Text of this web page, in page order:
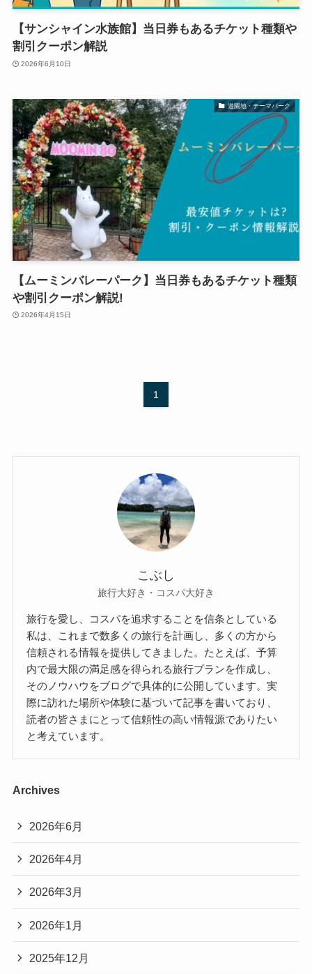
【サンシャイン水族館】当日券もあるチケット種類や
割引クーポン解説
2026年6月10日
遊園地・テーマパーク
【ムーミンバレーパーク】当日券もあるチケット種類
や割引クーポン解説!
2026年4月15日
1
こぶし
旅行大好き・コスパ大好き
旅行を愛し、コスパを追求することを信条としている
私は、これまで数多くの旅行を計画し、多くの方から
信頼される情報を提供してきました。たとえば、予算
内で最大限の満足感を得られる旅行プランを作成し、
そのノウハウをブログで具体的に公開しています。実
際に訪れた場所や体験に基づいて記事を書いており、
読者の皆さまにとって信頼性の高い情報源でありたい
と考えています。
Archives
2026年6月
2026年4月
2026年3月
2026年1月
2025年12月